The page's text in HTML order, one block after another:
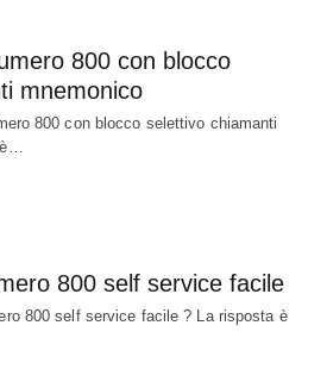
800 con blocco
mnemonico
800 con blocco selettivo chiamanti
è…
800 self service facile
800 self service facile ? La risposta è